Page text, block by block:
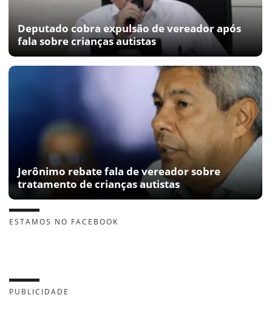
Deputado cobra expulsão de vereador após
fala sobre crianças autistas
Jerônimo rebate fala de vereador sobre
tratamento de crianças autistas
ESTAMOS NO FACEBOOK
PUBLICIDADE